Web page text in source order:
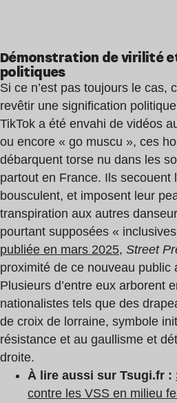
Démonstration de virilité
politiques
Si ce n’est pas toujours le cas,
revêtir une signification
TikTok a été envahi de vidéos
ou encore « go muscu », ces
débarquent torse nu dans les
partout en France. Ils secouent
bousculent, et imposent leur
transpiration aux autres
pourtant supposées «
publiée en mars 2025, Street
proximité de ce nouveau public
Plusieurs d’entre eux arborent
nationalistes tels que des
de croix de lorraine, symbole
résistance et au gaullisme et
droite.
À lire aussi sur Tsugi.fr :
contre les VSS en milieu